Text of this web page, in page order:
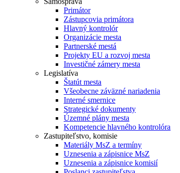
Primátor
Zástupcovia primátora
Hlavný kontrolór
Organizácie mesta
Partnerské mestá
Projekty EU a rozvoj mesta
Investičné zámery mesta
Legislatíva
Štatút mesta
Všeobecne záväzné nariadenia
Interné smernice
Strategické dokumenty
Územné plány mesta
Kompetencie hlavného kontrolóra
Zastupiteľstvo, komisie
Materiály MsZ a termíny
Uznesenia a zápisnice MsZ
Uznesenia a zápisnice komisií